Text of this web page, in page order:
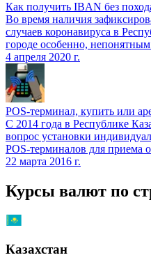
Как получить IBAN без
Во время наличия
случаев коронавируса в
городе особенно,
4 апреля 2020 г.
POS-терминал, купить или
С 2014 года в Республике
вопрос установки
POS-терминалов для приема
22 марта 2016 г.
Курсы валют по
Казахстан